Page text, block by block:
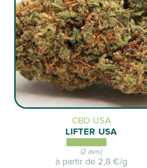
CBD USA
LIFTER USA
(2 avis)
à partir de 2,8 €/g